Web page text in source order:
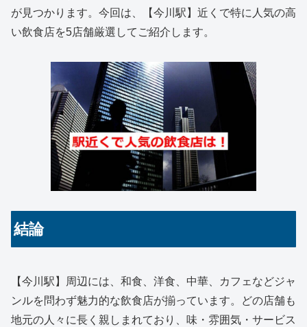
が見つかります。今回は、【今川駅】近くで特に人気の高
い飲食店を5店舗厳選してご紹介します。
結論
【今川駅】周辺には、和食、洋食、中華、カフェなどジャ
ンルを問わず魅力的な飲食店が揃っています。どの店舗も
地元の人々に長く親しまれており、味・雰囲気・サービス